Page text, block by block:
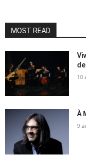
MOST READ
10
À
9